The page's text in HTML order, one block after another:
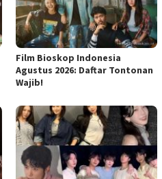
Film Bioskop Indonesia
Agustus 2026: Daftar Tontonan
Wajib!